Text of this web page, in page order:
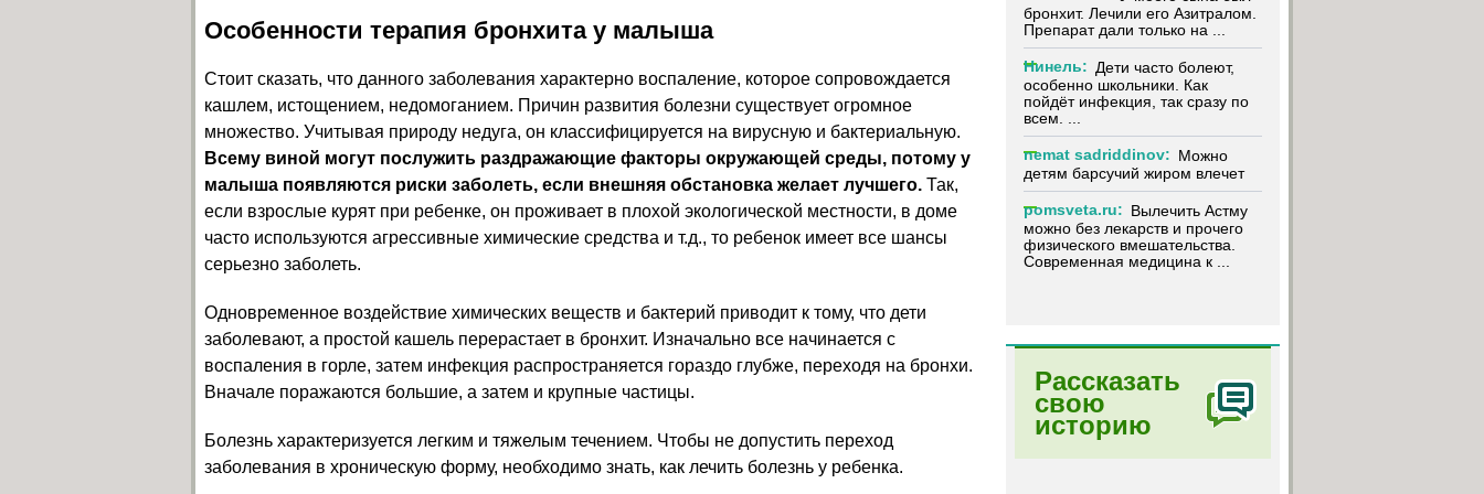
Особенности терапия бронхита у малыша
Стоит сказать, что данного заболевания характерно воспаление, которое сопровождается
кашлем, истощением, недомоганием. Причин развития болезни существует огромное
множество. Учитывая природу недуга, он классифицируется на вирусную и бактериальную.
Всему виной могут послужить раздражающие факторы окружающей среды, потому у
малыша появляются риски заболеть, если внешняя обстановка желает лучшего. Так,
если взрослые курят при ребенке, он проживает в плохой экологической местности, в доме
часто используются агрессивные химические средства и т.д., то ребенок имеет все шансы
серьезно заболеть.
Одновременное воздействие химических веществ и бактерий приводит к тому, что дети
заболевают, а простой кашель перерастает в бронхит. Изначально все начинается с
воспаления в горле, затем инфекция распространяется гораздо глубже, переходя на бронхи.
Вначале поражаются большие, а затем и крупные частицы.
Болезнь характеризуется легким и тяжелым течением. Чтобы не допустить переход
заболевания в хроническую форму, необходимо знать, как лечить болезнь у ребенка.
бронхит. Лечили его Азитралом.
Препарат дали только на ...
Нинель: Дети часто болеют,
особенно школьники. Как
пойдёт инфекция, так сразу по
всем. ...
nemat sadriddinov: Можно
детям барсучий жиром влечет
pomsveta.ru: Вылечить Астму
можно без лекарств и прочего
физического вмешательства.
Современная медицина к ...
Рассказать
свою
историю